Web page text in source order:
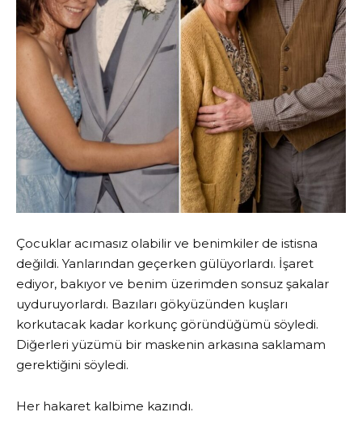
Çocuklar acımasız olabilir ve benimkiler de istisna
değildi. Yanlarından geçerken gülüyorlardı. İşaret
ediyor, bakıyor ve benim üzerimden sonsuz şakalar
uyduruyorlardı. Bazıları gökyüzünden kuşları
korkutacak kadar korkunç göründüğümü söyledi.
Diğerleri yüzümü bir maskenin arkasına saklamam
gerektiğini söyledi.
Her hakaret kalbime kazındı.